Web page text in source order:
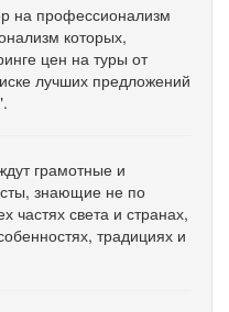
на профессионализм
которых,
цен на туры от
лучших предложений
грамотные и
знающие не по
частях света и странах,
традициях и